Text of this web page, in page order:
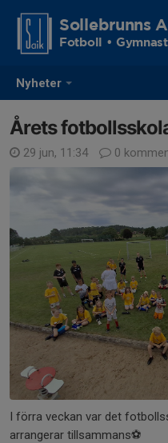
Nyheter
Sollebrunns
Fotboll •
Årets
29 jun, 11:34 0
I förra veckan var det
arrangerar tillsammans⚽